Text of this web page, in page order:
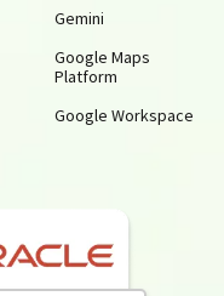
Gemini
Google Maps
Platform
Google Workspace